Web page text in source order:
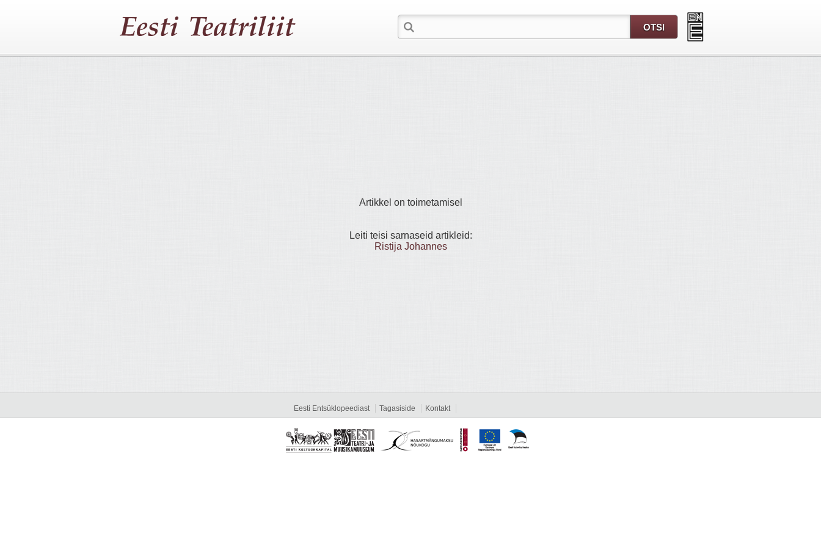
Artikkel on toimetamisel
Leiti teisi sarnaseid artikleid:
Ristija Johannes
Eesti Entsüklopeediast Tagasiside Kontakt